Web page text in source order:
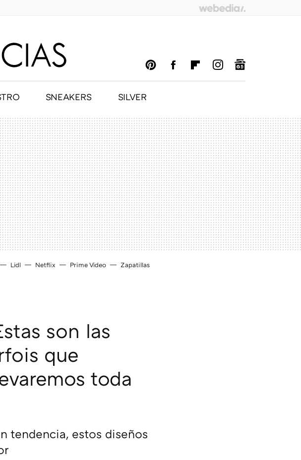
SNEAKERS SILVER
Lidl Netflix Prime Video Zapatillas
son las
que
toda
tendencia, estos diseños